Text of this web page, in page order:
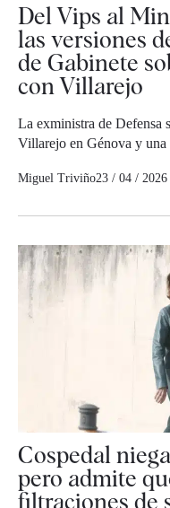
Del Vips al
las versiones
de Gabinete
con Villarejo
La exministra de Defensa
Villarejo en Génova y una
Miguel Triviño23 / 04 / 2026
Cospedal
pero admite
filtraciones de